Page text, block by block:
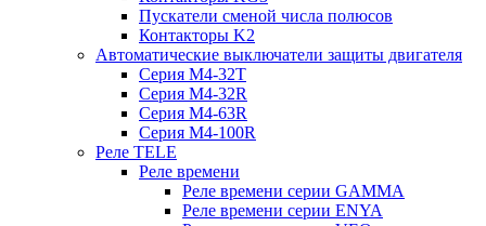
Пускатели сменой числа полюсов
Контакторы K2
Автоматические выключатели защиты двигателя
Серия M4-32T
Серия M4-32R
Серия M4-63R
Серия M4-100R
Реле TELE
Реле времени
Реле времени серии GAMMA
Реле времени серии ENYA